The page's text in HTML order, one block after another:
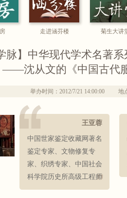
走进涵芬楼 菊生大讲
脉】中华现代学术名著
——沈从文的《中国古代
举办时间：2012/7/21 14:00:00 地
王亚蓉
中国世家鉴定收藏网著名
鉴定专家、文物修复专
家、织绣专家、中国社会
科学院历史所高级工程师